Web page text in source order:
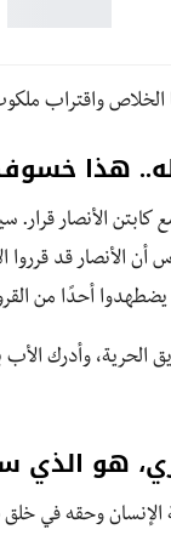
الخلاص واقتراب
هذا
الأنصار قرار.
الأنصار قد قرروا
أحدًا من
الحرية، وأدرك
هو الذي
وحقه في خلق